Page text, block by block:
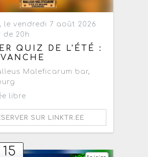
le vendredi 7 août 2026
20h
QUIZ DE L'ÉTÉ :
Maleficarum bar,
libre
SUR LINKTR.EE
15